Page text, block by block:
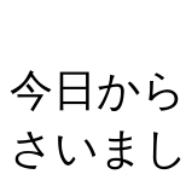
今日か
さいま